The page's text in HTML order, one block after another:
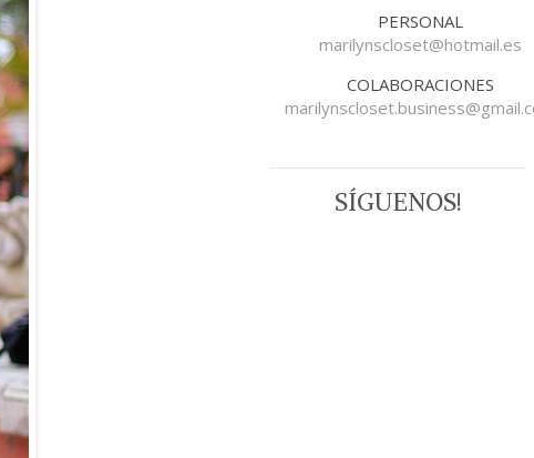
PERSONAL
marilynscloset@hotmail.es
COLABORACIONES
SÍGUENOS!